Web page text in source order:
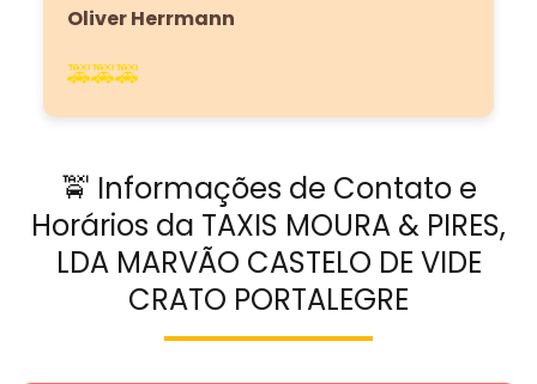
Oliver Herrmann
🚕🚕🚕
🚖 Informações de Contato e
Horários da TAXIS MOURA & PIRES,
LDA MARVÃO CASTELO DE VIDE
CRATO PORTALEGRE